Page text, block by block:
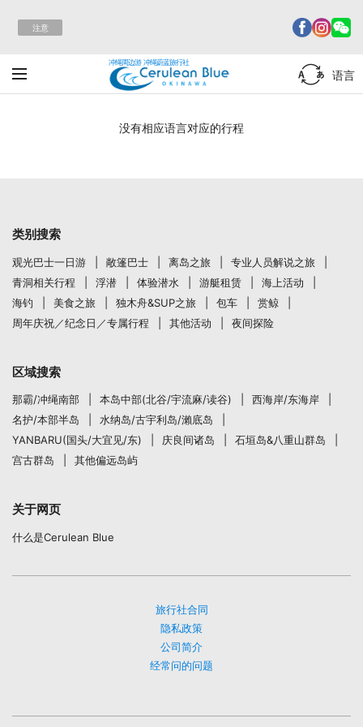
注意
冲绳周边游 冲绳蔚蓝旅行社
语言
没有相应语言对应的行程
类别搜索
观光巴士一日游 敞篷巴士 离岛之旅
专业人员解说之旅
青洞相关行程
浮潜 体验潜水 游艇租赁
海上活动
海钓
美食之旅 独木舟&SUP之旅 包车
赏鲸
周年庆祝／纪念日／专属行程
其他活动 夜间探险
区域搜索
那霸/冲绳南部 本岛中部(北谷/宇流麻/读谷)
西海岸/东海岸
名护/本部半岛
水纳岛/古宇利岛/瀨底岛
YANBARU(国头/大宜见/东)
庆良间诸岛
石垣岛&八重山群岛
宫古群岛
其他偏远岛屿
关于网页
什么是Cerulean Blue
旅行社合同
隐私政策
公司简介
经常问的问题